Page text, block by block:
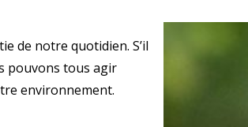
de notre quotidien. S’il
pouvons tous agir
environnement.